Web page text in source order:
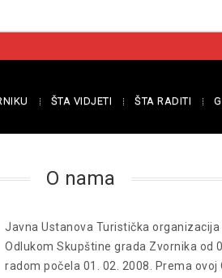
ŠTA VIDJETI ŠTA RADITI
O nama
Javna Ustanova Turistička
Odlukom Skupštine grada Zvornika od
radom počela 01. 02. 2008. Prema